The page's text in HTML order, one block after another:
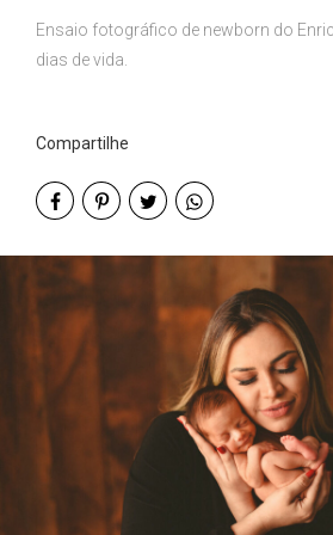
Ensaio fotográfico de newborn do
dias de vida.
Compartilhe